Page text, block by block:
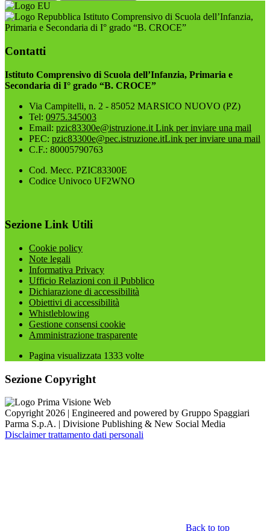
Istituto Comprensivo di Scuola dell’Infanzia,
Primaria e Secondaria di I° grado “B. CROCE”
Contatti
Istituto Comprensivo di Scuola dell’Infanzia, Primaria e
Secondaria di I° grado “B. CROCE”
Via Campitelli, n. 2 - 85052 MARSICO NUOVO (PZ)
Tel: 0975.345003
Email: pzic83300e@istruzione.it Link per inviare una mail
PEC: pzic83300e@pec.istruzione.itLink per inviare una mail
C.F.: 80005790763
Cod. Mecc. PZIC83300E
Codice Univoco UF2WNO
Sezione Link Utili
Cookie policy
Note legali
Informativa Privacy
Ufficio Relazioni con il Pubblico
Dichiarazione di accessibilità
Obiettivi di accessibilità
Whistleblowing
Gestione consensi cookie
Amministrazione trasparente
Pagina visualizzata 1333 volte
Sezione Copyright
Copyright 2026 | Engineered and powered by Gruppo Spaggiari
Parma S.p.A. | Divisione Publishing & New Social Media
Disclaimer trattamento dati personali
Back to top